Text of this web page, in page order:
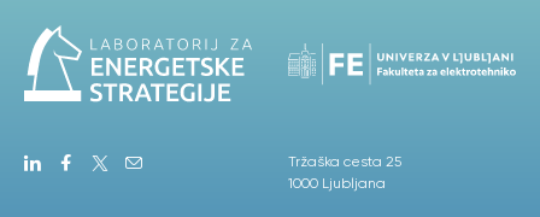
Tržaška cesta 25
1000 Ljubljana